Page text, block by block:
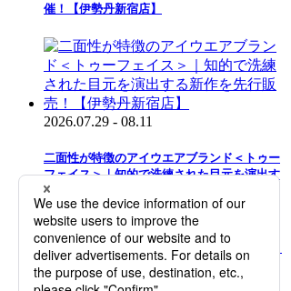
催！【伊勢丹新宿店】
2026.07.29 - 08.11
二面性が特徴のアイウエアブランド＜トゥー
フェイス＞｜知的で洗練された目元を演出す
る新作を先行販売！【伊勢丹新宿店】